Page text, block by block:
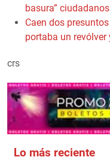
basura”
Caen dos
portaba un revólver
crs
Lo más reciente